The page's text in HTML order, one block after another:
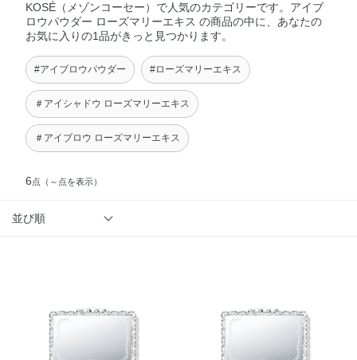
KOSÉ（メゾンコーセー）で人気のカテゴリーです。アイブ
ロウパウダー ローズマリーエキス の商品の中に、あなたの
お気に入りの1品がきっと見つかります。
#アイブロウパウダー #ローズマリーエキス
＃アイシャドウ ローズマリーエキス
＃アイブロウ ローズマリーエキス
6点 （～点を表示）
並び順